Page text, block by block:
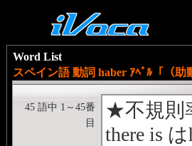
Word List
スペイン語 動詞 haber ｱﾍﾞﾙ「（
★不規則
there is
45 語中 1～45番
目